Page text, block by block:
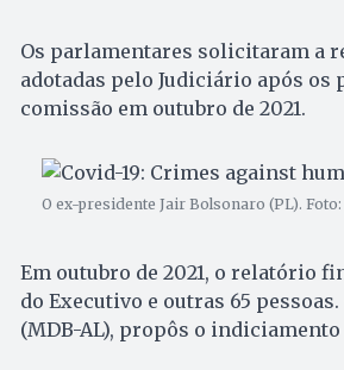
Os parlamentares solicitaram a
adotadas pelo Judiciário após
comissão em outubro de 2021.
O ex-presidente Jair Bolsonaro (PL).
Em outubro de 2021, o relatório
do Executivo e outras 65
(MDB-AL), propôs o